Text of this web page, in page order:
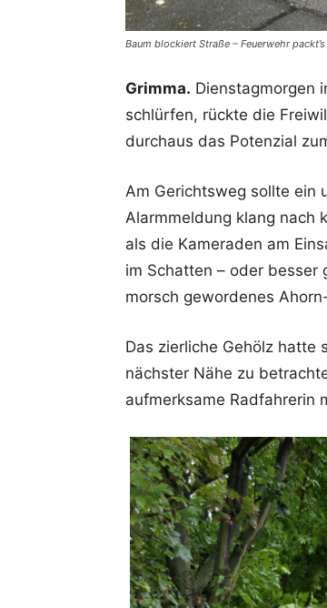
Baum blockiert Straße – Feuerwehr
Grimma. Dienstagmorgen
schlürfen, rückte die
durchaus das Potenzial
Am Gerichtsweg sollte ein
Alarmmeldung klang nach
als die Kameraden am
im Schatten – oder besser
morsch gewordenes
Das zierliche Gehölz hatte
nächster Nähe zu
aufmerksame Radfahrerin